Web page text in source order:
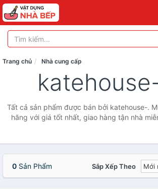
Trang chủ Nhà cung cấp
Tất cả sản phẩm được bán bởi katehouse-.
hãng với giá tốt nhất, giao hàng tận nhà
0 Sản Phẩm Sắp Xếp Theo